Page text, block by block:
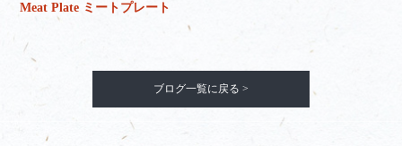
Meat Plate ミートプレート
ブログ一覧に戻る >